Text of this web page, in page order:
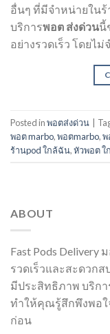
อื่นๆ ที่มีจำหน่ายใน
บริการพอต ส่งด่วนนี้
อย่างรวดเร็ว โดยไ
Posted inพอตส่งด่วน
พอต marbo,พอตmarbo,พ
ร้านpod ใกล้ฉัน,หัวพอต
ABOUT
Fast Pods
รวดเร็วและสะดวกส
มีประสิทธิภาพ บริก
ทำให้คุณรู้สึกพึงพอใ
ก่อน